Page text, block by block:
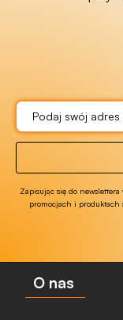
Zapisując się do
promocjach i produktach
O nas